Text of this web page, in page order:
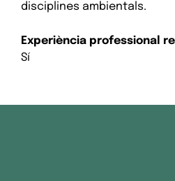
disciplines ambientals.
Experiència professional
Sí